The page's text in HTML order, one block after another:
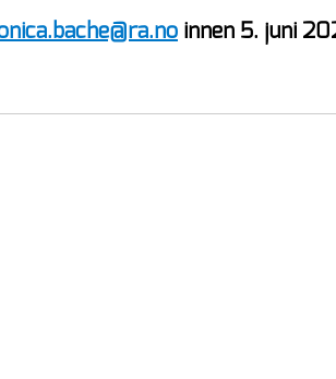
innen 5. juni